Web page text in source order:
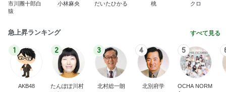
市川團十郎白
猿
小林麻央 だいたひかる 桃 クロ
急上昇ランキング すべて見る
1
AKB48
2
たんぽぽ川村
3
北村総一朗
4
北別府学
5
OCHA NORM